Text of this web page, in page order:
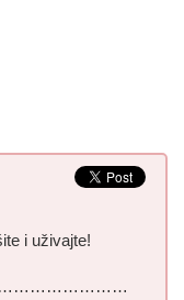
i uživajte!